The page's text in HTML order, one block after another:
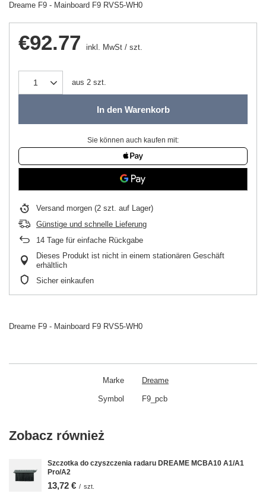
Dreame F9 - Mainboard F9 RVS5-WH0
€92.77 inkl. MwSt / szt.
aus 2 szt.
In den Warenkorb
Sie können auch kaufen mit:
Versand morgen (2 szt. auf Lager)
Günstige und schnelle Lieferung
14 Tage für einfache Rückgabe
Dieses Produkt ist nicht in einem stationären Geschäft
erhältlich
Sicher einkaufen
Dreame F9 - Mainboard F9 RVS5-WH0
Marke Dreame
Symbol F9_pcb
Zobacz również
Szczotka do czyszczenia radaru DREAME MCBA10 A1/A1
Pro/A2
13,72 € / szt.